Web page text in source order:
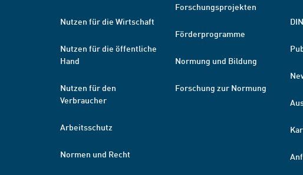
Nutzen für die Wirtschaft
Nutzen für die öffentliche
Hand
Nutzen für den
Verbraucher
Arbeitsschutz
Normen und Recht
Forschungsprojekten
Förderprogramme
Normung und Bildung
Forschung zur Normung